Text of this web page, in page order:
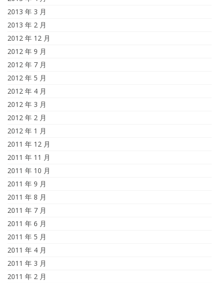
2013 年 3 月
2013 年 2 月
2012 年 12 月
2012 年 9 月
2012 年 7 月
2012 年 5 月
2012 年 4 月
2012 年 3 月
2012 年 2 月
2012 年 1 月
2011 年 12 月
2011 年 11 月
2011 年 10 月
2011 年 9 月
2011 年 8 月
2011 年 7 月
2011 年 6 月
2011 年 5 月
2011 年 4 月
2011 年 3 月
2011 年 2 月